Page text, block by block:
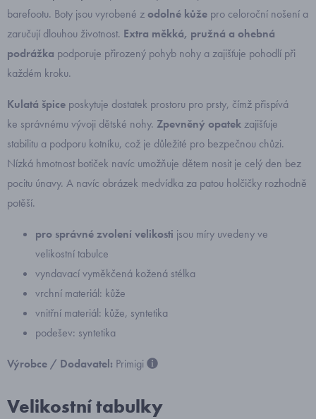
barefootu. Boty jsou vyrobené zodolné kůže pro celoroční nošení a
zaručují dlouhou životnost. Extra měkká, pružná a ohebná
podrážka podporuje přirozený pohyb nohy a zajišťuje pohodlí při
každém kroku.
Kulatá špice poskytuje dostatek prostoru pro prsty, čímž přispívá
ke správnému vývoji dětské nohy. Zpevněný opatekzajišťuje
stabilitu a podporu kotníku, což je důležité pro bezpečnou chůzi.
Nízká hmotnost botiček navíc umožňuje dětem nosit je celý den bez
pocitu únavy. A navíc obrázek medvídka za patou holčičky rozhodně
potěší.
pro správné zvolení velikosti jsou míry uvedeny ve
velikostní tabulce
vyndavací vyměkčená kožená stélka
vrchní materiál: kůže
vnitřní materiál: kůže, syntetika
podešev: syntetika
Výrobce / Dodavatel: Primigi
Velikostní tabulky